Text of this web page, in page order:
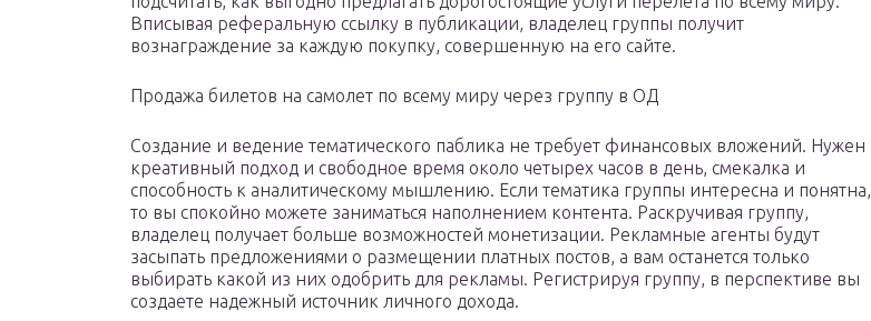
Вписывая реферальную ссылку в публикации, владелец группы получит
вознаграждение за каждую покупку, совершенную на его сайте.
Продажа билетов на самолет по всему миру через группу в ОД
Создание и ведение тематического паблика не требует финансовых вложений. Нужен
креативный подход и свободное время около четырех часов в день, смекалка и
способность к аналитическому мышлению. Если тематика группы интересна и понятна,
то вы спокойно можете заниматься наполнением контента. Раскручивая группу,
владелец получает больше возможностей монетизации. Рекламные агенты будут
засыпать предложениями о размещении платных постов, а вам останется только
выбирать какой из них одобрить для рекламы. Регистрируя группу, в перспективе вы
создаете надежный источник личного дохода.